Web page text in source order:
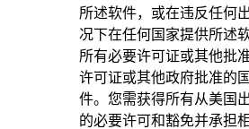
所述软件，或在违反任何
况下在任何国家提供所述
所有必要许可证或其他批
许可证或其他政府批准的
件。您需获得所有从美国
的必要许可和豁免并承担